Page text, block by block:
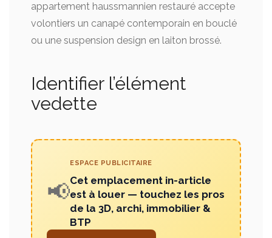
appartement haussmannien restauré accepte
volontiers un canapé contemporain en bouclé
ou une suspension design en laiton brossé.
Identifier l’élément
vedette
📢
ESPACE PUBLICITAIRE
Cet emplacement in-article
est à louer — touchez les pros
de la 3D, archi, immobilier &
BTP